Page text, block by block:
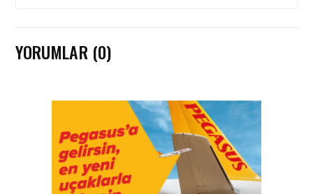
YORUMLAR (0)
TURIZM • 24 TEM 2026
AIRVIATECH VE WINGIE
ENUYGUN GROUP’TAN
SEYAHAT
TEKNOLOJILERINDE GÜÇ
BIRLIĞI